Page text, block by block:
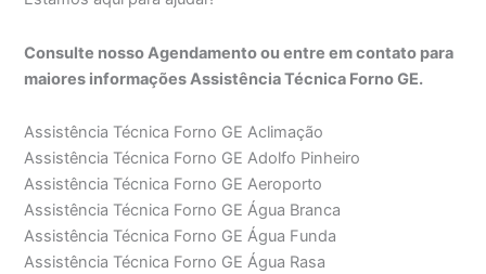
Consulte nosso Agendamento ou entre em contato para
maiores informações Assistência Técnica Forno GE.
Assistência Técnica Forno GE Aclimação
Assistência Técnica Forno GE Adolfo Pinheiro
Assistência Técnica Forno GE Aeroporto
Assistência Técnica Forno GE Água Branca
Assistência Técnica Forno GE Água Funda
Assistência Técnica Forno GE Água Rasa